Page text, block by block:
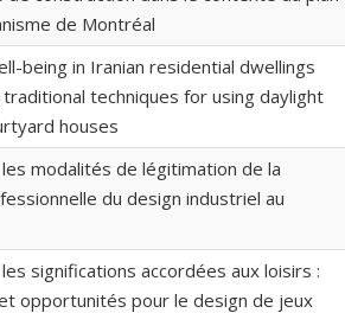
de Montréal
being in Iranian residential dwellings
techniques for using daylight
houses
modalités de légitimation de la
du design industriel au
significations accordées aux loisirs :
opportunités pour le design de jeux